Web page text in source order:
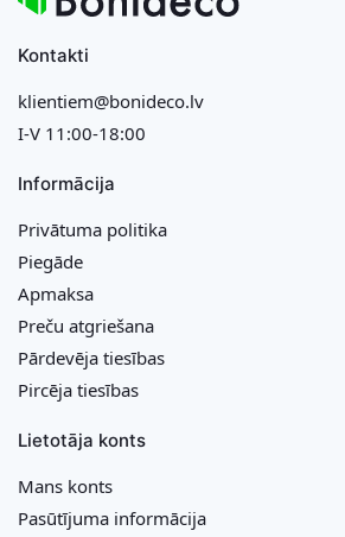
Kontakti
klientiem@bonideco.lv
I-V 11:00-18:00
Informācija
Privātuma politika
Piegāde
Apmaksa
Preču atgriešana
Pārdevēja tiesības
Pircēja tiesības
Lietotāja konts
Mans konts
Pasūtījuma informācija